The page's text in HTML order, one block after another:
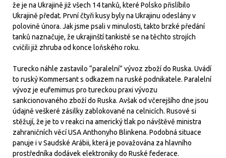
že je na Ukrajině již všech 14 tanků, které Polsko přislíbilo
Ukrajině předat. První čtyři kusy byly na Ukrajinu odeslány v
polovině února. Jak jsme psali v minulosti, takto brzké předání
tanků naznačuje, že ukrajinští tankisté se na těchto strojích
cvičili již zhruba od konce loňského roku.
Turecko náhle zastavilo “paralelní” vývoz zboží do Ruska. Uvádí
to ruský Kommersant s odkazem na ruské podnikatele. Paralelní
vývoz je eufemimus pro tureckou praxi vývozu
sankcionovaného zboží do Ruska. Avšak od včerejšího dne jsou
údajně veškeré zásilky zablokované na celnicích. Rusové si
stěžují, že je to v reakci na americký tlak po návštěvě ministra
zahraničních věcí USA Anthonyho Blinkena. Podobná situace
panuje i v Saudské Arábii, která je považována za hlavního
prostředníka dodávek elektroniky do Ruské federace.